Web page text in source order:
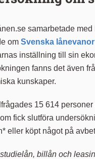
samarbetade
om Svenska
inställning till sin
fanns det även
kunskaper.
15 614
fick slutföra
eller köpt något på
billån och